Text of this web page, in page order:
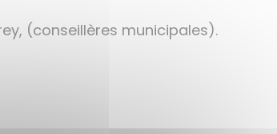
(conseillères municipales).